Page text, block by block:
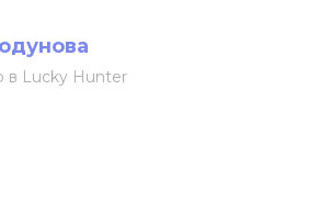
в Lucky Hunter